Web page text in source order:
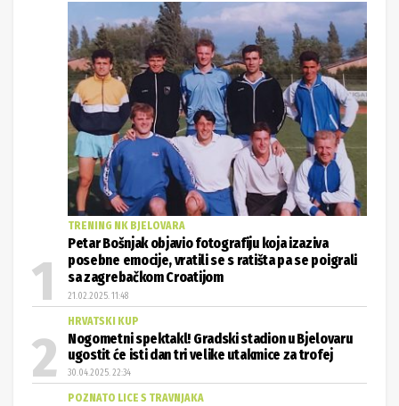
TRENING NK BJELOVARA
Petar Bošnjak objavio fotografiju koja izaziva
posebne emocije, vratili se s ratišta pa se poigrali
sa zagrebačkom Croatijom
21.02.2025. 11:48
HRVATSKI KUP
Nogometni spektakl! Gradski stadion u Bjelovaru
ugostit će isti dan tri velike utakmice za trofej
30.04.2025. 22:34
POZNATO LICE S TRAVNJAKA